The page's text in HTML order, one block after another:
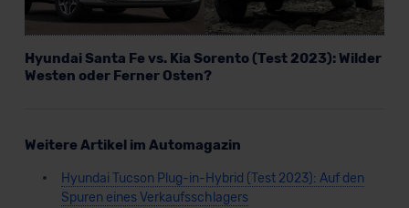
Hyundai Santa Fe vs. Kia Sorento (Test 2023): Wilder
Westen oder Ferner Osten?
Weitere Artikel im Automagazin
Hyundai Tucson Plug-in-Hybrid (Test 2023): Auf den
Spuren eines Verkaufsschlagers